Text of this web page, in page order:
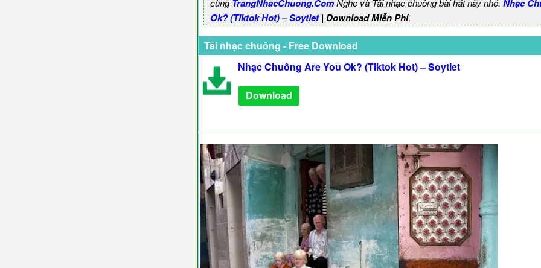
cùngTrangNhacChuong.ComNghe và Tải nhạc chuông bài hát này nhé. Nhạc
Ok? (Tiktok Hot) – Soytiet| Download Miễn Phí.
Tải nhạc chuông - Free Download
Nhạc Chuông Are You Ok? (Tiktok Hot) – Soytiet
Download